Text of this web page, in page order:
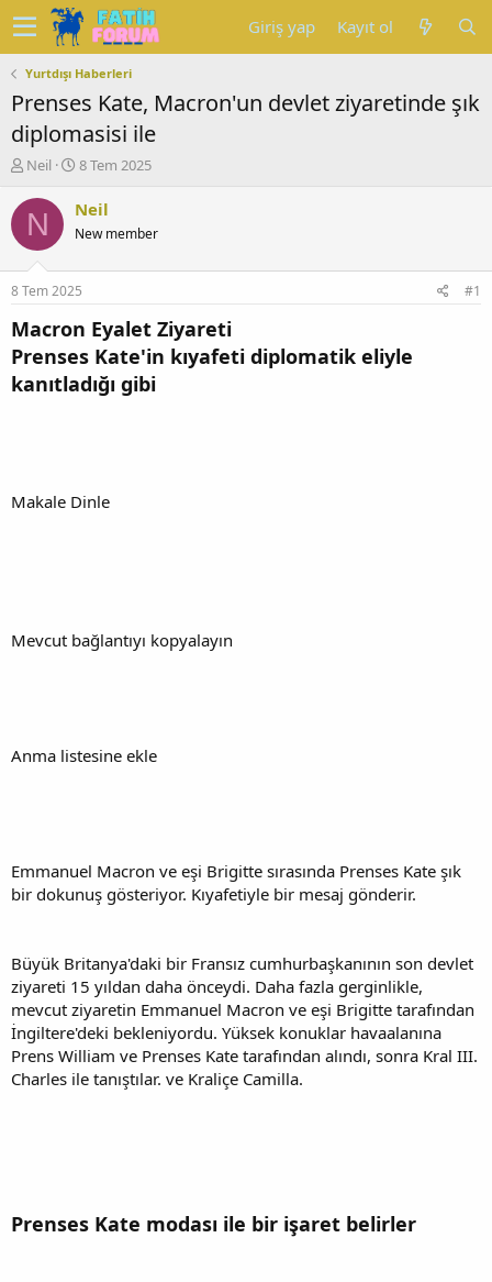
Giriş yap Kayıt ol
Yurtdışı Haberleri
Prenses Kate, Macron'un devlet ziyaretinde şık
diplomasisi ile
K
n
u
y
b
a
ş
l
a
t
Neil
B
ş
a
g
ı
ç
t
a
r
8 Tem 2025
N Neil
New member
8 Tem 2025 #1
Macron Eyalet Ziyareti
Prenses Kate'in kıyafeti diplomatik eliyle
kanıtladığı gibi
Makale Dinle
Mevcut bağlantıyı kopyalayın
Anma listesine ekle
Emmanuel Macron ve eşi Brigitte sırasında Prenses Kate şık
bir dokunuş gösteriyor. Kıyafetiyle bir mesaj gönderir.
Büyük Britanya'daki bir Fransız cumhurbaşkanının son devlet
ziyareti 15 yıldan daha önceydi. Daha fazla gerginlikle,
mevcut ziyaretin Emmanuel Macron ve eşi Brigitte tarafından
İngiltere'deki bekleniyordu. Yüksek konuklar havaalanına
Prens William ve Prenses Kate tarafından alındı, sonra Kral III.
Charles ile tanıştılar. ve Kraliçe Camilla.
Prenses Kate modası ile bir işaret belirler